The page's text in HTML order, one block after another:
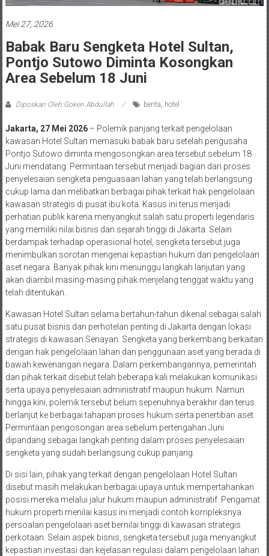
Mei 27, 2026
Babak Baru Sengketa Hotel Sultan,
Pontjo Sutowo Diminta Kosongkan
Area Sebelum 18 Juni
Diposkan Oleh:Goken Abdullah berita, hotel
Jakarta, 27 Mei 2026– Polemik panjang terkait pengelolaan
kawasan Hotel Sultan memasuki babak baru setelah pengusaha
Pontjo Sutowo diminta mengosongkan area tersebut sebelum 18
Juni mendatang. Permintaan tersebut menjadi bagian dari proses
penyelesaian sengketa penguasaan lahan yang telah berlangsung
cukup lama dan melibatkan berbagai pihak terkait hak pengelolaan
kawasan strategis di pusat ibu kota. Kasus ini terus menjadi
perhatian publik karena menyangkut salah satu properti legendaris
yang memiliki nilai bisnis dan sejarah tinggi di Jakarta. Selain
berdampak terhadap operasional hotel, sengketa tersebut juga
menimbulkan sorotan mengenai kepastian hukum dan pengelolaan
aset negara. Banyak pihak kini menunggu langkah lanjutan yang
akan diambil masing-masing pihak menjelang tenggat waktu yang
telah ditentukan.
Kawasan Hotel Sultan selama bertahun-tahun dikenal sebagai salah
satu pusat bisnis dan perhotelan penting di Jakarta dengan lokasi
strategis di kawasan Senayan. Sengketa yang berkembang berkaitan
dengan hak pengelolaan lahan dan penggunaan aset yang berada di
bawah kewenangan negara. Dalam perkembangannya, pemerintah
dan pihak terkait disebut telah beberapa kali melakukan komunikasi
serta upaya penyelesaian administratif maupun hukum. Namun
hingga kini, polemik tersebut belum sepenuhnya berakhir dan terus
berlanjut ke berbagai tahapan proses hukum serta penertiban aset.
Permintaan pengosongan area sebelum pertengahan Juni
dipandang sebagai langkah penting dalam proses penyelesaian
sengketa yang sudah berlangsung cukup panjang.
Di sisi lain, pihak yang terkait dengan pengelolaan Hotel Sultan
disebut masih melakukan berbagai upaya untuk mempertahankan
posisi mereka melalui jalur hukum maupun administratif. Pengamat
hukum properti menilai kasus ini menjadi contoh kompleksnya
persoalan pengelolaan aset bernilai tinggi di kawasan strategis
perkotaan. Selain aspek bisnis, sengketa tersebut juga menyangkut
kepastian investasi dan kejelasan regulasi dalam pengelolaan lahan